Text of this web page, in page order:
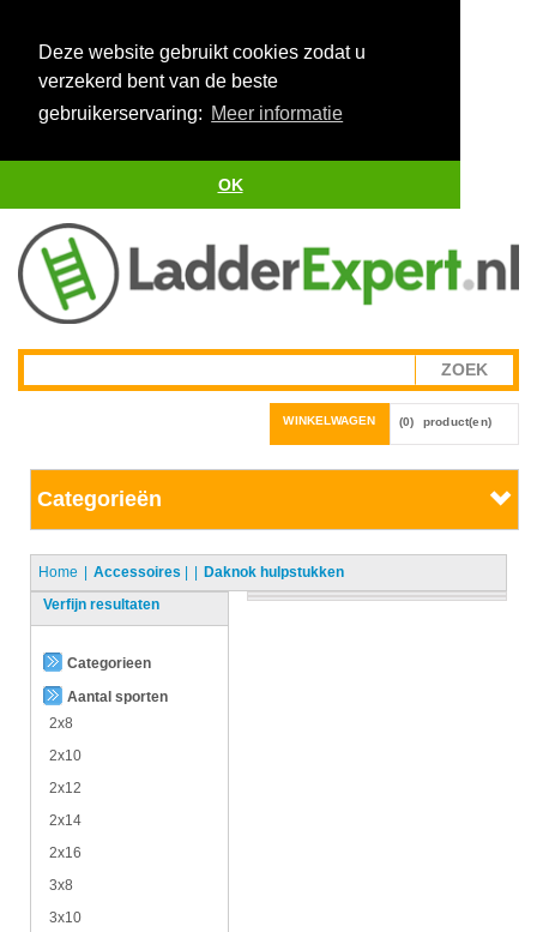
Deze website gebruikt cookies zodat u
verzekerd bent van de beste
gebruikerservaring: Meer informatie
OK
WINKELWAGEN (0) product(en)
Categorieën
Home Accessoires |
Daknok hulpstukken
Verfijn resultaten
Categorieen
Aantal sporten
2x8
2x10
2x12
2x14
2x16
3x8
3x10